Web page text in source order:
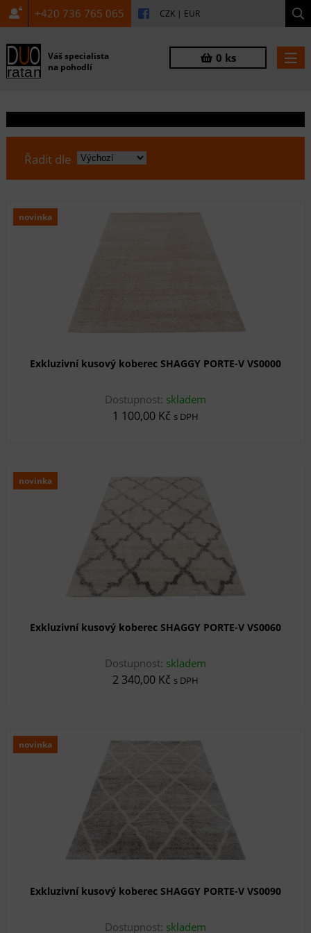
+420 736 765 065 CZK | EUR
Váš specialista
na pohodlí
0 ks
Řadit dle
novinka
Exkluzivní kusový koberec SHAGGY PORTE-V VS0000
Dostupnost: skladem
1 100,00 Kč s DPH
novinka
Exkluzivní kusový koberec SHAGGY PORTE-V VS0060
Dostupnost: skladem
2 340,00 Kč s DPH
novinka
Exkluzivní kusový koberec SHAGGY PORTE-V VS0090
Dostupnost: skladem